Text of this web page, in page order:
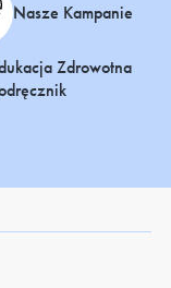
Nasze Kampanie
Zdrowotna